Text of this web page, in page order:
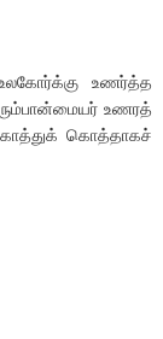
உணர்த்த
உணரத்
கொத்தாகச்